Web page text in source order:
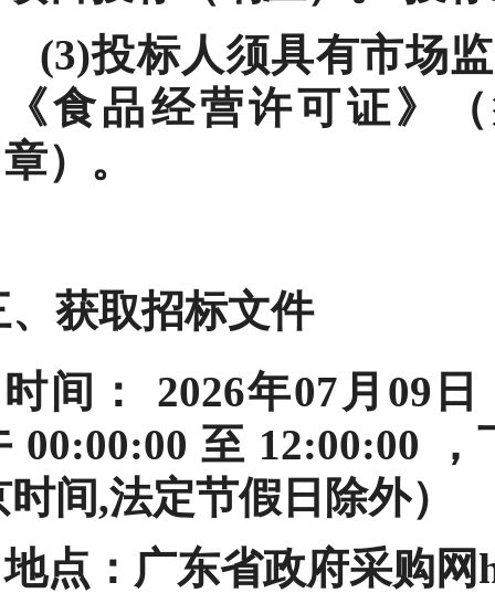
(3)投标人须具有市场
《食品经营许可证》
章）。
、获取招标文件
时间：
2026年07月09日
00:00:00 至 12:00:00
时间,法定节假日除外）
地点： 广东省政府采购网